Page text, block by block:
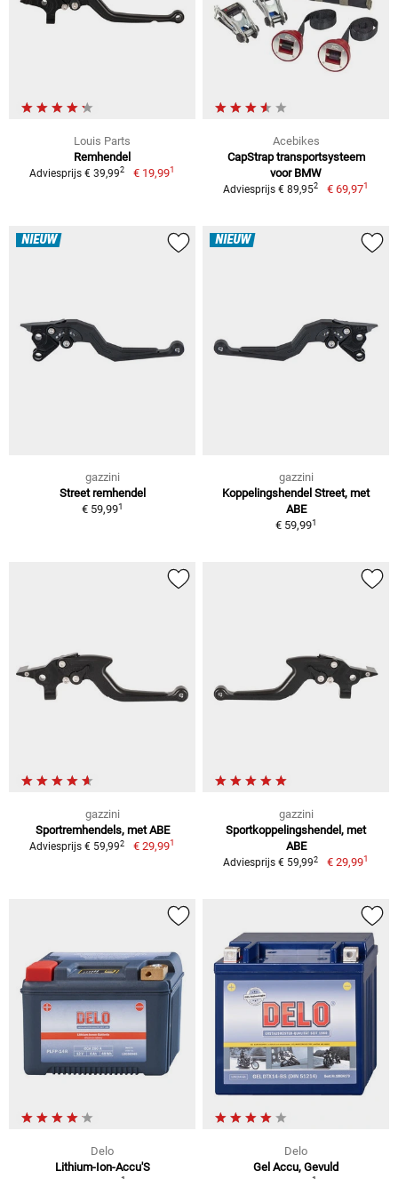
Louis Parts
Remhendel
Adviesprijs € 39,992 € 19,991
Acebikes
CapStrap transportsysteem
voor BMW
Adviesprijs € 89,952 € 69,971
NIEUW
gazzini
Street remhendel
€ 59,991
NIEUW
gazzini
Koppelingshendel Street, met
ABE
€ 59,991
gazzini
Sportremhendels, met ABE
Adviesprijs € 59,992 € 29,991
gazzini
Sportkoppelingshendel, met
ABE
Adviesprijs € 59,992 € 29,991
Delo
Lithium-Ion-Accu'S
Delo
Gel Accu, Gevuld